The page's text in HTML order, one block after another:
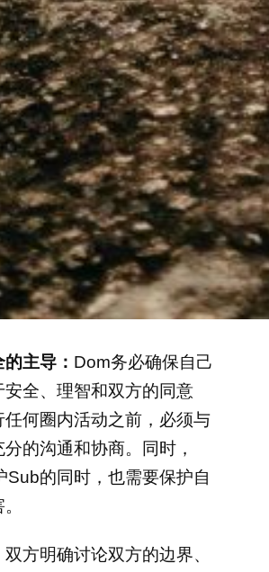
主导： Dom务必确保自己
安全、理智和双方的同意
任何圈内活动之前，必须与
的沟通和协商。同时，
Sub的同时，也需要保护自
双方明确讨论双方的边界、